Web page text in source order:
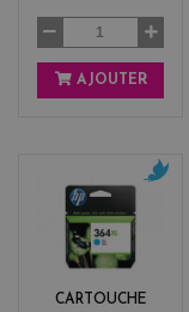
AJOUTER
CARTOUCHE